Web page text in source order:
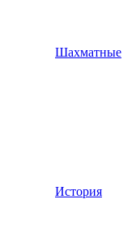
Шахматные
История